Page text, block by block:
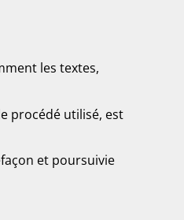
les textes,
procédé utilisé, est
et poursuivie